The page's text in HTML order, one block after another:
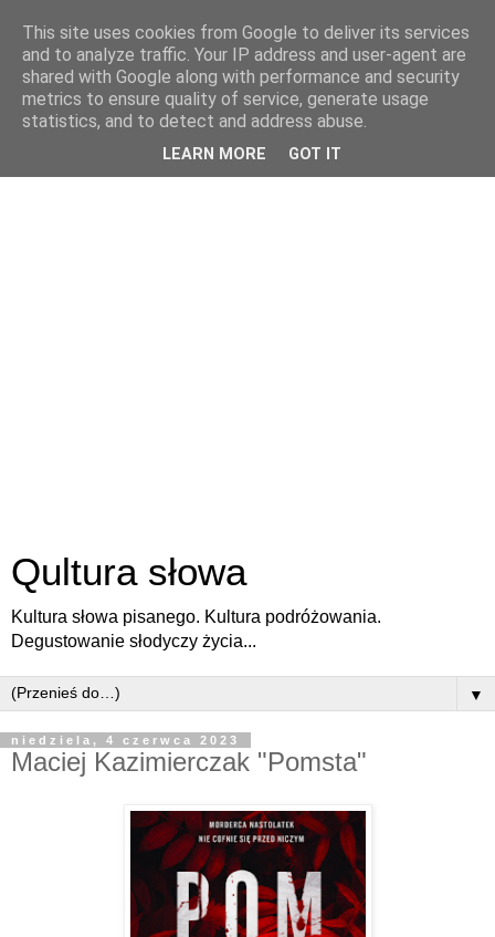
Qultura słowa
Kultura słowa pisanego. Kultura podróżowania.
Degustowanie słodyczy życia...
▼
niedziela, 4 czerwca 2023
Maciej Kazimierczak "Pomsta"
This site uses cookies from Google to deliver its services
and to analyze traffic. Your IP address and user-agent are
shared with Google along with performance and security
metrics to ensure quality of service, generate usage
statistics, and to detect and address abuse.
LEARN MORE GOT IT